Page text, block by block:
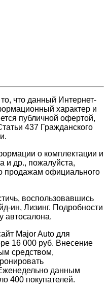
что данный Интернет-
характер и
публичной офертой,
437 Гражданского
о комплектации и
и др., пожалуйста,
продажам официального
воспользовавшись
ин, Лизинг. Подробности
автосалона.
Major Auto для
16 000 руб. Внесение
средством,
данным
400 покупателей.